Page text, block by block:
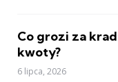
Co grozi za
kwoty?
6 lipca, 2026